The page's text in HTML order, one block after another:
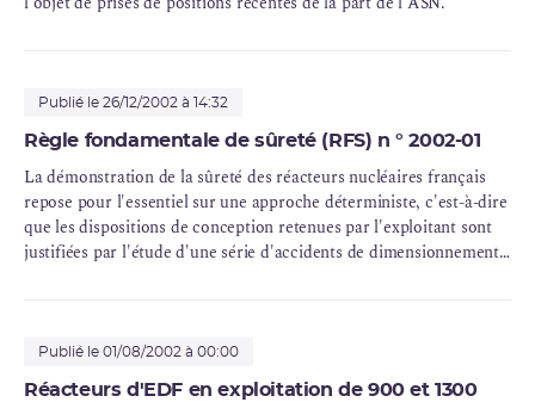
Publié le 26/12/2002 à 14:32
Règle fondamentale de sûreté (RFS) n ° 2002-01
La démonstration de la sûreté des réacteurs nucléaires français
repose pour l'essentiel sur une approche déterministe, c'est-à-dire
que les dispositions de conception retenues par l'exploitant sont
justifiées par l'étude d'une série d'accidents de dimensionnement
Publié le 01/08/2002 à 00:00
Réacteurs d'EDF en exploitation de 900 et 1300